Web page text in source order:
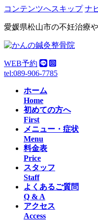
コンテンツへスキップ ナ
愛媛県松山市の不妊治療
WEB予約
tel:089-906-7785
ホーム
Home
初めての方へ
First
メニュー・症状
Menu
料金表
Price
スタッフ
Staff
よくあるご質問
Q & A
アクセス
Access